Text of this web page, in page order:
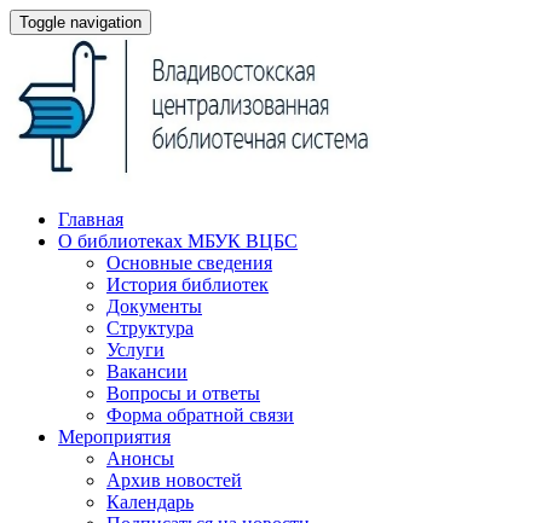
Toggle navigation
Главная
О библиотеках МБУК ВЦБС
Основные сведения
История библиотек
Документы
Структура
Услуги
Вакансии
Вопросы и ответы
Форма обратной связи
Мероприятия
Анонсы
Архив новостей
Календарь